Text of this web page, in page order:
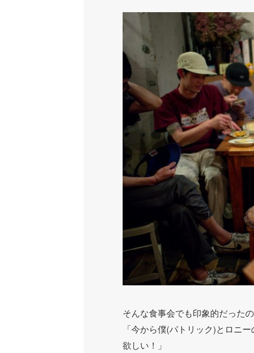
そんな食事会でも印象的だった
「今から僕(パトリック)とロニ
欲しい！」